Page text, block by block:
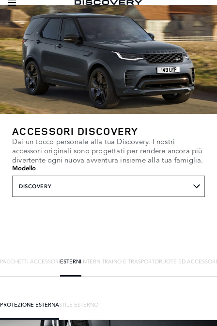
ACCESSORI DISCOVERY
Dai un tocco personale alla tua Discovery. I nostri
accessori originali sono progettati per rendere ancora più
divertente ogni nuova avventura insieme alla tua famiglia.
Modello
DISCOVERY
PACCHETTI ACCESSORIESTERNIINTERNITRAINO E TRASPORTORUOTE ED ACCESSORI
PROTEZIONE ESTERNASTILE ESTERNO